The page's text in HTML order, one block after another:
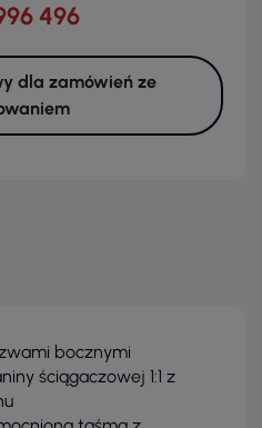
496
dla zamówień ze
bocznymi
ściągaczowej 1:1 z